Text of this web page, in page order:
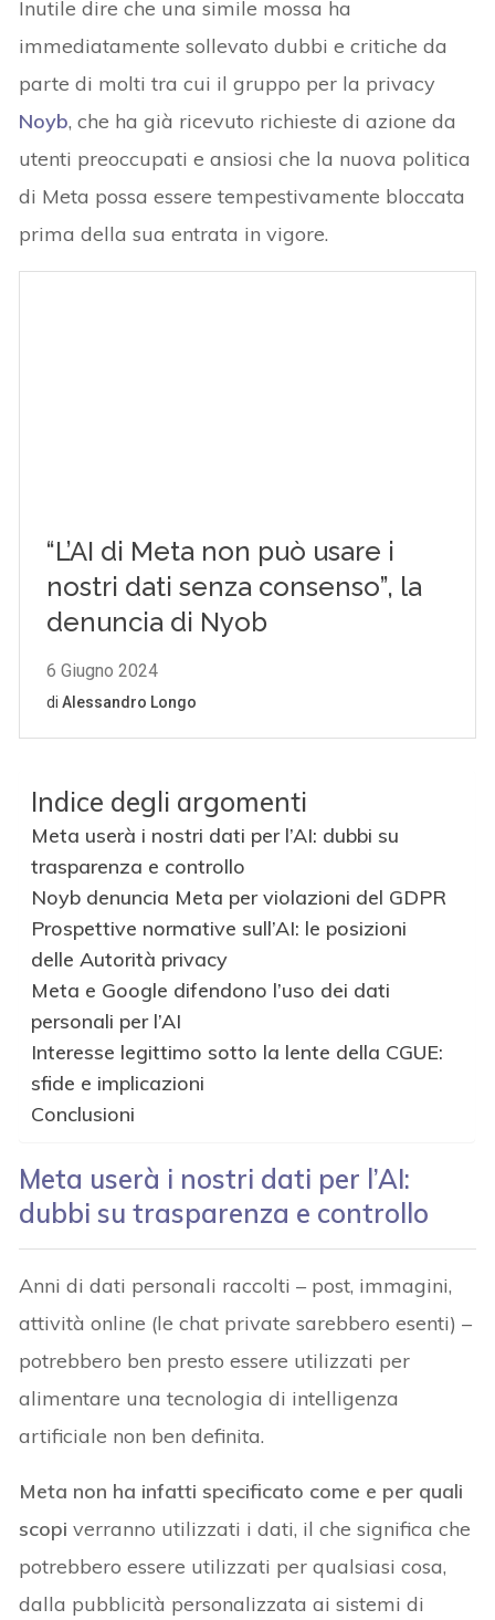
Inutile dire che una simile mossa ha
immediatamente sollevato dubbi e critiche da
parte di molti tra cui il gruppo per la privacy
Noyb, che ha già ricevuto richieste di azione da
utenti preoccupati e ansiosi che la nuova politica
di Meta possa essere tempestivamente bloccata
prima della sua entrata in vigore.
Indice degli argomenti
Meta userà i nostri dati per l’AI: dubbi su
trasparenza e controllo
Noyb denuncia Meta per violazioni del GDPR
Prospettive normative sull’AI: le posizioni
delle Autorità privacy
Meta e Google difendono l’uso dei dati
personali per l’AI
Interesse legittimo sotto la lente della CGUE:
sfide e implicazioni
Conclusioni
Meta userà i nostri dati per l’AI:
dubbi su trasparenza e controllo
Anni di dati personali raccolti – post, immagini,
attività online (le chat private sarebbero esenti) –
potrebbero ben presto essere utilizzati per
alimentare una tecnologia di intelligenza
artificiale non ben definita.
Meta non ha infatti specificato come e per quali
scopiverranno utilizzati i dati, il che significa che
potrebbero essere utilizzati per qualsiasi cosa,
dalla pubblicità personalizzata ai sistemi di